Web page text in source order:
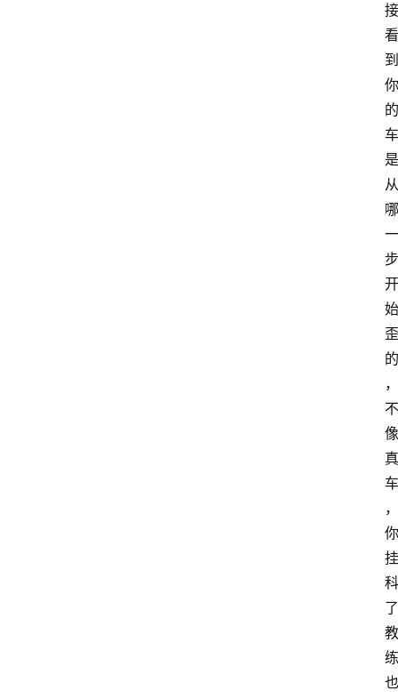
接
看
到
你
的
车
是
从
哪
一
步
开
始
歪
的
，
不
像
真
车
，
你
挂
科
了
教
练
也